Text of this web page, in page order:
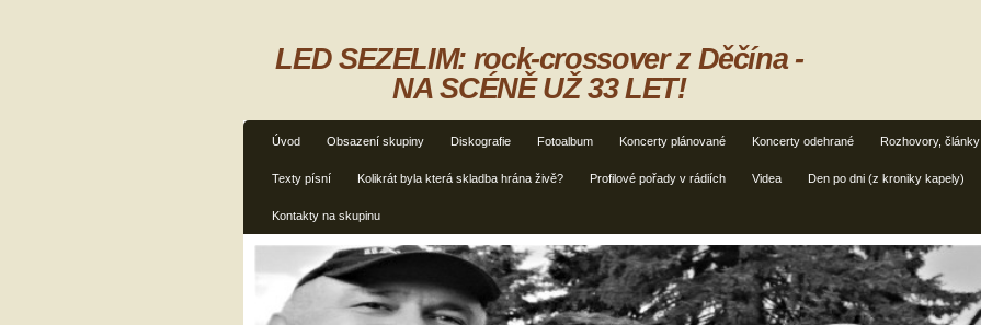
Úvod Obsazení skupiny Diskografie Fotoalbum Koncerty plánované Koncerty odehrané Rozhovory, články
Texty písní Kolikrát byla která skladba hrána živě? Profilové pořady v rádiích Videa Den po dni (z kroniky kapely)
Kontakty na skupinu
LED SEZELIM: rock-crossover z Děčína -
NA SCÉNĚ UŽ 33 LET!